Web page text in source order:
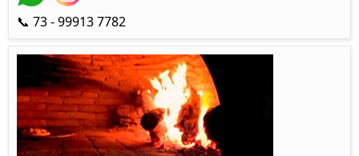
📞 73 - 99913 7782